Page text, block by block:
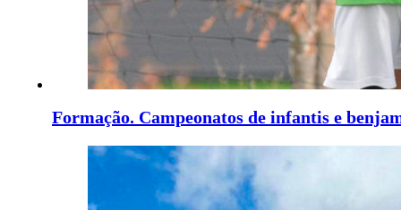
Formação. Campeonatos de infantis e